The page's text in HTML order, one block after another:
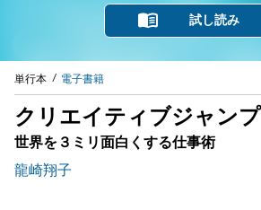
試し読み
単行本 電子書籍
クリエイティブジャンプ
世界を３ミリ面白くする仕事術
龍崎翔子